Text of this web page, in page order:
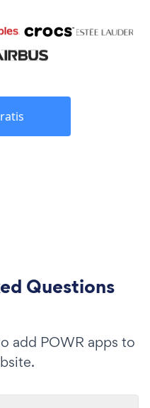
Questions
add POWR apps to